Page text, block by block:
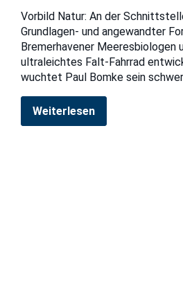
Vorbild Natur: An der
Grundlagen- und angewandter
Bremerhavener Meeresbiologen
ultraleichtes Falt-Fahrrad
wuchtet Paul Bomke sein
Weiterlesen